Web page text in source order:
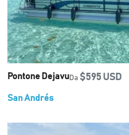
Pontone DejavuDa $595 USD
San Andrés